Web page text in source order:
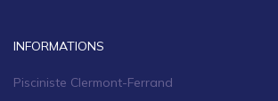
INFORMATIONS
Pisciniste Clermont-Ferrand